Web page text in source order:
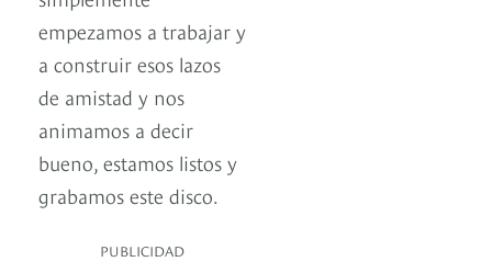
empezamos a trabajar y
a construir esos lazos
de amistad y nos
animamos a decir
bueno, estamos listos y
grabamos este disco.
PUBLICIDAD